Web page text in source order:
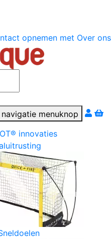
opnemen met Over ons
par téléphone
innovaties